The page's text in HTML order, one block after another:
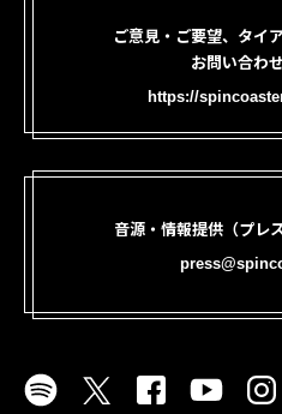
ご意見・ご要望、タイ
お問い合わ
https://
音源・情報提供（プレ